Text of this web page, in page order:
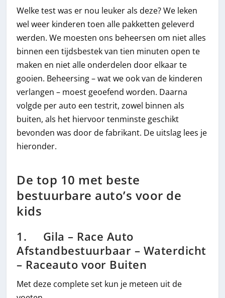
Welke test was er nou leuker als deze? We leken
wel weer kinderen toen alle pakketten geleverd
werden. We moesten ons beheersen om niet alles
binnen een tijdsbestek van tien minuten open te
maken en niet alle onderdelen door elkaar te
gooien. Beheersing – wat we ook van de kinderen
verlangen – moest geoefend worden. Daarna
volgde per auto een testrit, zowel binnen als
buiten, als het hiervoor tenminste geschikt
bevonden was door de fabrikant. De uitslag lees je
hieronder.
De top 10 met beste
bestuurbare auto’s voor de
kids
1. Gila – Race Auto
Afstandbestuurbaar – Waterdicht
– Raceauto voor Buiten
Met deze complete set kun je meteen uit de